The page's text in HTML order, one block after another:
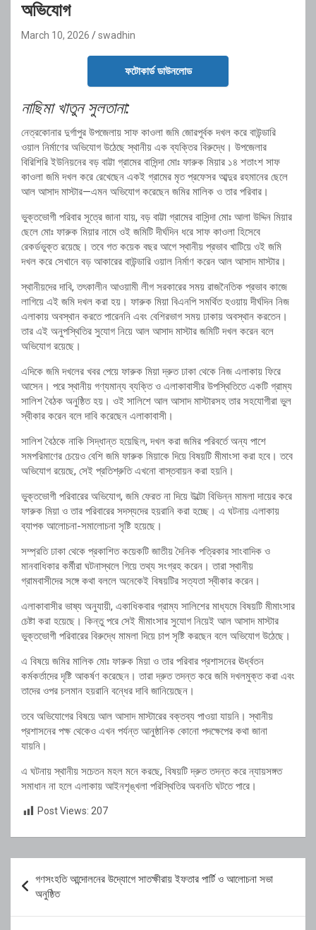
অভিযোগ
March 10, 2026 swadhin
ফটোকার্ড ডাউনলোড
নাছিমা খাতুন সুলতানা:
নেত্রকোনার দুর্গাপুর উপজেলায় সাফ কাওলা জমি জোরপূর্বক দখল করে বাউন্ডারি
ওয়াল নির্মাণের অভিযোগ উঠেছে স্থানীয় এক ব্যক্তির বিরুদ্ধে। উপজেলার
বিরিশিরি ইউনিয়নের বড় বাট্টা গ্রামের বাসিন্দা মোঃ ফারুক মিয়ার ১৪ শতাংশ সাফ
কাওলা জমি দখল করে রেখেছেন একই গ্রামের মৃত প্রফেসর আব্দুর রহমানের ছেলে
আল আসাদ মাস্টার—এমন অভিযোগ করেছেন জমির মালিক ও তার পরিবার।
ভুক্তভোগী পরিবার সূত্রে জানা যায়, বড় বাট্টা গ্রামের বাসিন্দা মোঃ আলা উদ্দিন মিয়ার
ছেলে মোঃ ফারুক মিয়ার নামে ওই জমিটি দীর্ঘদিন ধরে সাফ কাওলা হিসেবে
রেকর্ডভুক্ত রয়েছে। তবে গত কয়েক বছর আগে স্থানীয় প্রভাব খাটিয়ে ওই জমি
দখল করে সেখানে বড় আকারের বাউন্ডারি ওয়াল নির্মাণ করেন আল আসাদ মাস্টার।
স্থানীয়দের দাবি, তৎকালীন আওয়ামী লীগ সরকারের সময় রাজনৈতিক প্রভাব কাজে
লাগিয়ে এই জমি দখল করা হয়। ফারুক মিয়া বিএনপি সমর্থিত হওয়ায় দীর্ঘদিন নিজ
এলাকায় অবস্থান করতে পারেননি এবং বেশিরভাগ সময় ঢাকায় অবস্থান করতেন।
তার এই অনুপস্থিতির সুযোগ নিয়ে আল আসাদ মাস্টার জমিটি দখল করেন বলে
অভিযোগ রয়েছে।
এদিকে জমি দখলের খবর পেয়ে ফারুক মিয়া দ্রুত ঢাকা থেকে নিজ এলাকায় ফিরে
আসেন। পরে স্থানীয় গণ্যমান্য ব্যক্তি ও এলাকাবাসীর উপস্থিতিতে একটি গ্রাম্য
সালিশ বৈঠক অনুষ্ঠিত হয়। ওই সালিশে আল আসাদ মাস্টারসহ তার সহযোগীরা ভুল
স্বীকার করেন বলে দাবি করেছেন এলাকাবাসী।
সালিশ বৈঠকে নাকি সিদ্ধান্ত হয়েছিল, দখল করা জমির পরিবর্তে অন্য পাশে
সমপরিমাণের চেয়েও বেশি জমি ফারুক মিয়াকে দিয়ে বিষয়টি মীমাংসা করা হবে। তবে
অভিযোগ রয়েছে, সেই প্রতিশ্রুতি এখনো বাস্তবায়ন করা হয়নি।
ভুক্তভোগী পরিবারের অভিযোগ, জমি ফেরত না দিয়ে উল্টো বিভিন্ন মামলা দায়ের করে
ফারুক মিয়া ও তার পরিবারের সদস্যদের হয়রানি করা হচ্ছে। এ ঘটনায় এলাকায়
ব্যাপক আলোচনা-সমালোচনা সৃষ্টি হয়েছে।
সম্প্রতি ঢাকা থেকে প্রকাশিত কয়েকটি জাতীয় দৈনিক পত্রিকার সাংবাদিক ও
মানবাধিকার কর্মীরা ঘটনাস্থলে গিয়ে তথ্য সংগ্রহ করেন। তারা স্থানীয়
গ্রামবাসীদের সঙ্গে কথা বললে অনেকেই বিষয়টির সত্যতা স্বীকার করেন।
এলাকাবাসীর ভাষ্য অনুযায়ী, একাধিকবার গ্রাম্য সালিশের মাধ্যমে বিষয়টি মীমাংসার
চেষ্টা করা হয়েছে। কিন্তু পরে সেই মীমাংসার সুযোগ নিয়েই আল আসাদ মাস্টার
ভুক্তভোগী পরিবারের বিরুদ্ধে মামলা দিয়ে চাপ সৃষ্টি করছেন বলে অভিযোগ উঠেছে।
এ বিষয়ে জমির মালিক মোঃ ফারুক মিয়া ও তার পরিবার প্রশাসনের ঊর্ধ্বতন
কর্মকর্তাদের দৃষ্টি আকর্ষণ করেছেন। তারা দ্রুত তদন্ত করে জমি দখলমুক্ত করা এবং
তাদের ওপর চলমান হয়রানি বন্ধের দাবি জানিয়েছেন।
তবে অভিযোগের বিষয়ে আল আসাদ মাস্টারের বক্তব্য পাওয়া যায়নি। স্থানীয়
প্রশাসনের পক্ষ থেকেও এখন পর্যন্ত আনুষ্ঠানিক কোনো পদক্ষেপের কথা জানা
যায়নি।
এ ঘটনায় স্থানীয় সচেতন মহল মনে করছে, বিষয়টি দ্রুত তদন্ত করে ন্যায়সঙ্গত
সমাধান না হলে এলাকায় আইনশৃঙ্খলা পরিস্থিতির অবনতি ঘটতে পারে।
Post Views: 207
navigation
গণসংহতি আন্দোলনের উদ্যোগে সাতক্ষীরায় ইফতার পার্টি ও আলোচনা সভা
অনুষ্ঠিত